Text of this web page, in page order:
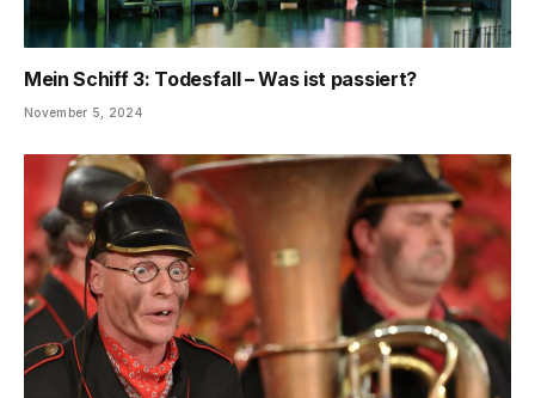
Mein Schiff 3: Todesfall – Was ist passiert?
November 5, 2024